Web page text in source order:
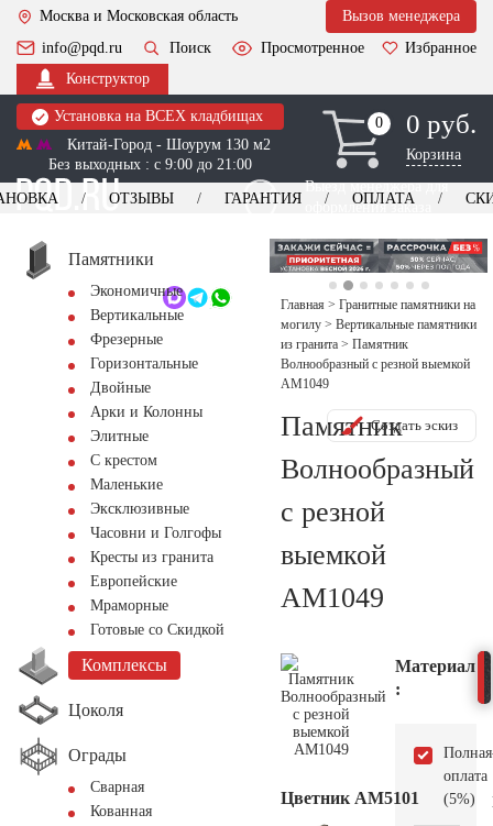
Москва и Московская область
Вызов менеджера
info@pqd.ru
Поиск Просмотренное
Избранное
Конструктор
Установка на ВСЕХ кладбищах
Китай-Город - Шоурум 130 м2
Без выходных : с 9:00 до 21:00
0
0 0 руб.
Корзина
Выезд менеджера для
оформления заказа
+7 (495) 518-44-23
Обратный звонок
ОТЗЫВЫ ГАРАНТИЯ ОПЛАТА
Памятники
Экономичные
Вертикальные
Фрезерные
Горизонтальные
Двойные
Арки и Колонны
Элитные
С крестом
Маленькие
Эксклюзивные
Часовни и Голгофы
Кресты из гранита
Европейские
Мраморные
Готовые со Скидкой
Комплексы
Цоколя
Ограды
Сварная
Кованная
Главная > Гранитные памятники на
могилу > Вертикальные памятники
из гранита > Памятник
Волнообразный с резной выемкой
AM1049
Памятник
Волнообразный
с резной
выемкой
AM1049
Создать эскиз
Цветник АМ5101
Материал
:
Полная
оплата
(5%)